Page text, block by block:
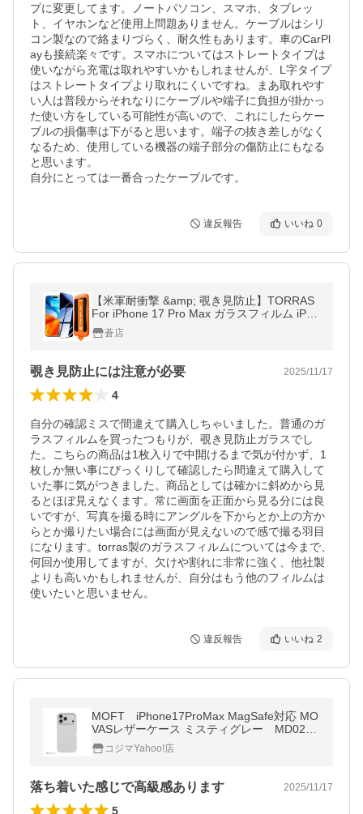
プに変更してます。ノートパソコン、スマホ、タブレッ
ト、イヤホンなど使用上問題ありません。ケーブルはシリ
コン製なので絡まりづらく、耐久性もあります。車のCarPl
ayも接続楽々です。スマホについてはストレートタイプは
使いながら充電は取れやすいかもしれませんが、L字タイプ
はストレートタイプより取れにくいですね。まあ取れやす
い人は普段からそれなりにケーブルや端子に負担が掛かっ
た使い方をしている可能性が高いので、これにしたらケー
ブルの損傷率は下がると思います。端子の抜き差しがなく
なるため、使用している機器の端子部分の傷防止にもなる
と思います。
自分にとっては一番合ったケーブルです。
違反報告 いいね 0
【米軍耐衝撃 &amp; 覗き見防止】TORRAS
For iPhone 17 Pro Max ガラスフィルム iPho
ne17ProMax 用 フィルム 航空宇宙ガラス 米
軍規格 さらさら 指紋防止
蒼店
覗き見防止には注意が必要 2025/11/17
4
自分の確認ミスで間違えて購入しちゃいました。普通のガ
ラスフィルムを買ったつもりが、覗き見防止ガラスでし
た。こちらの商品は1枚入りで中開けるまで気が付かず、1
枚しか無い事にびっくりして確認したら間違えて購入して
いた事に気がつきました。商品としては確かに斜めから見
るとほぼ見えなくます。常に画面を正面から見る分には良
いですが、写真を撮る時にアングルを下からとか上の方か
らとか撮りたい場合には画面が見えないので感で撮る羽目
になります。torras製のガラスフィルムについては今まで、
何回か使用してますが、欠けや割れに非常に強く、他社製
よりも高いかもしれませんが、自分はもう他のフィルムは
使いたいと思いません。
違反報告 いいね 2
MOFT iPhone17ProMax MagSafe対応 MO
VASレザーケース ミスティグレー MD020-
1-i17pm-MCGY
コジマYahoo!店
落ち着いた感じで高級感あります 2025/11/17
5